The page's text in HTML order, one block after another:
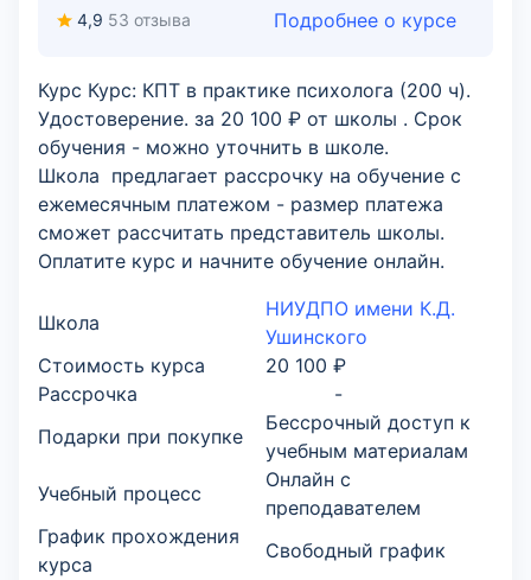
4,9 53 отзыва Подробнее о курсе
Курс Курс: КПТ в практике психолога (200 ч).
Удостоверение. за 20 100 ₽ от школы . Срок
обучения - можно уточнить в школе.
Школа предлагает рассрочку на обучение с
ежемесячным платежом - размер платежа
сможет рассчитать представитель школы.
Оплатите курс и начните обучение онлайн.
Школа
НИУДПО имени К.Д.
Ушинского
Стоимость курса
20 100 ₽
Рассрочка
-
Подарки при покупке
Бессрочный доступ к
учебным материалам
Учебный процесс
Онлайн с
преподавателем
График прохождения
курса
Свободный график